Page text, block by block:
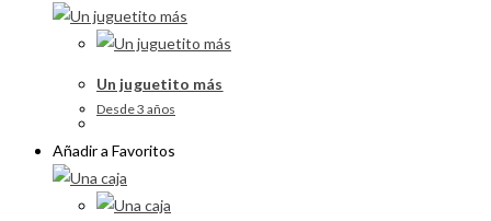
Un juguetito más
Desde 3 años
Añadir a Favoritos